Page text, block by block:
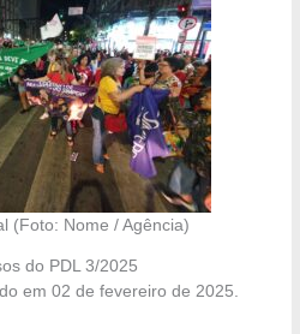
(Foto: Nome / Agência)
do PDL 3/2025
em 02 de fevereiro de 2025.